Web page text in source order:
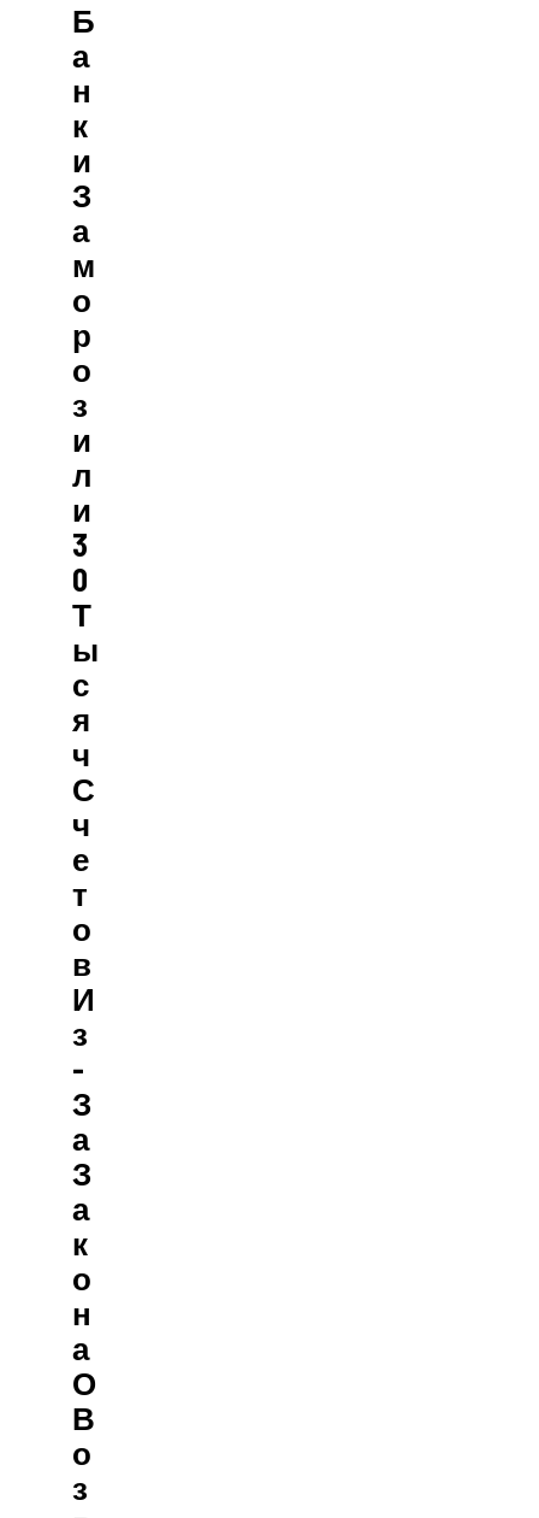
Б
А
Н
К
И
З
А
М
О
Р
О
З
И
Л
И
3
0
Т
Ы
С
Я
Ч
С
Ч
Е
Т
О
В
И
З
-
З
А
З
А
К
О
Н
А
О
В
О
З